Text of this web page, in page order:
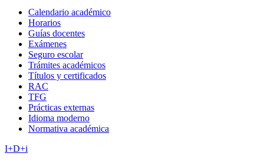
Calendario académico
Horarios
Guías docentes
Exámenes
Seguro escolar
Trámites académicos
Títulos y certificados
RAC
TFG
Prácticas externas
Idioma moderno
Normativa académica
I+D+i